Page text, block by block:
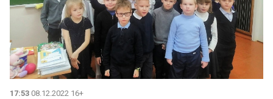
17:53 08.12.2022 16+